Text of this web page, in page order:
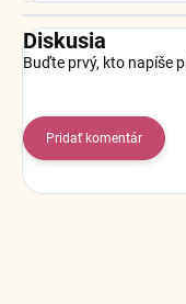
Diskusia
Buďte prvý, kto napíše
Pridať komentár